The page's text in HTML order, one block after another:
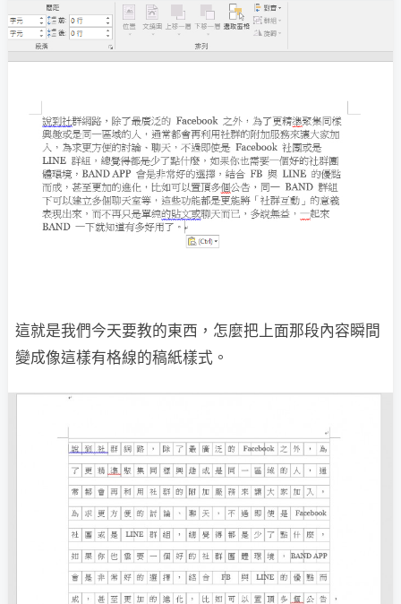
這就是我們今天要教的東西，怎麼把上面那段內容瞬間
變成像這樣有格線的稿紙樣式。